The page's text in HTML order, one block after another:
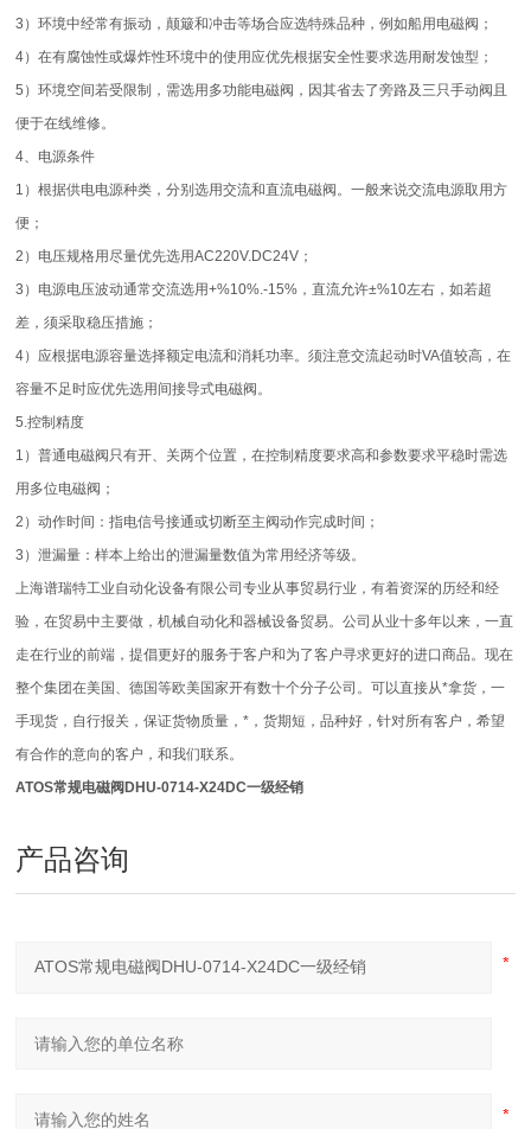
3）环境中经常有振动，颠簸和冲击等场合应选特殊品种，例如船用电磁阀；
4）在有腐蚀性或爆炸性环境中的使用应优先根据安全性要求选用耐发蚀型；
5）环境空间若受限制，需选用多功能电磁阀，因其省去了旁路及三只手动阀且
便于在线维修。
4、电源条件
1）根据供电电源种类，分别选用交流和直流电磁阀。一般来说交流电源取用方
便；
2）电压规格用尽量优先选用AC220V.DC24V；
3）电源电压波动通常交流选用+%10%.-15%，直流允许±%10左右，如若超
差，须采取稳压措施；
4）应根据电源容量选择额定电流和消耗功率。须注意交流起动时VA值较高，在
容量不足时应优先选用间接导式电磁阀。
5.控制精度
1）普通电磁阀只有开、关两个位置，在控制精度要求高和参数要求平稳时需选
用多位电磁阀；
2）动作时间：指电信号接通或切断至主阀动作完成时间；
3）泄漏量：样本上给出的泄漏量数值为常用经济等级。
上海谱瑞特工业自动化设备有限公司专业从事贸易行业，有着资深的历经和经
验，在贸易中主要做，机械自动化和器械设备贸易。公司从业十多年以来，一直
走在行业的前端，提倡更好的服务于客户和为了客户寻求更好的进口商品。现在
整个集团在美国、德国等欧美国家开有数十个分子公司。可以直接从*拿货，一
手现货，自行报关，保证货物质量，*，货期短，品种好，针对所有客户，希望
有合作的意向的客户，和我们联系。
ATOS常规电磁阀DHU-0714-X24DC一级经销
产品咨询